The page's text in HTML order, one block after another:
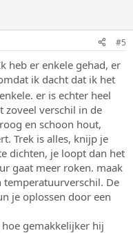
#5
heb er enkele gehad, er
ik dacht dat ik het
er is echter heel
zoveel verschil in de
en schoon hout,
Trek is alles, knijp je
dichten, je loopt dan het
gaat meer roken. maak
temperatuurverschil. De
je oplossen door een
gemakkelijker hij